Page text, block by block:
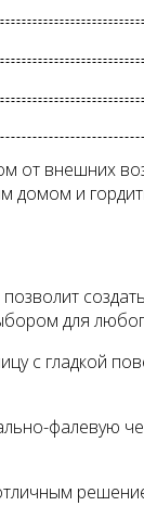
внешних
домом и
для
с гладкой
фалевую